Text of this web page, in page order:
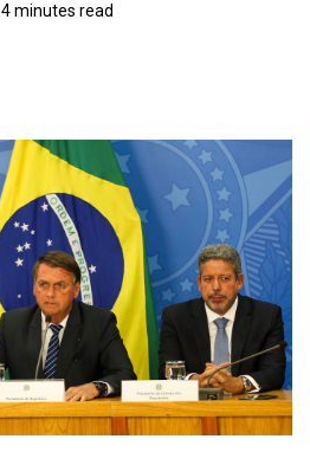
4 minutes read